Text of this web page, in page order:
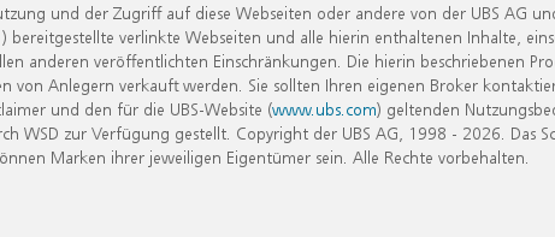
und der Zugriff auf diese Webseiten oder andere von der UBS AG
verlinkte Webseiten und alle hierin enthaltenen Inhalte,
anderen veröffentlichten Einschränkungen. Die hierin beschriebenen
Anlegern verkauft werden. Sie sollten Ihren eigenen Broker
und den für die UBS-Website (www.ubs.com) geltenden
zur Verfügung gestellt. Copyright der UBS AG, 1998 - 2026. Das
Marken ihrer jeweiligen Eigentümer sein. Alle Rechte vorbehalten.